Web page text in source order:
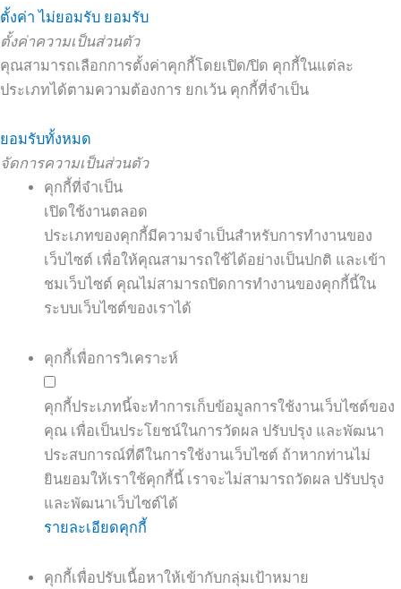
ตั้งค่า ไม่ยอมรับ ยอมรับ
ตั้งค่าความเป็นส่วนตัว
คุณสามารถเลือกการตั้งค่าคุกกี้โดยเปิด/ปิด คุกกี้ในแต่ละ
ประเภทได้ตามความต้องการ ยกเว้น คุกกี้ที่จำเป็น
ยอมรับทั้งหมด
จัดการความเป็นส่วนตัว
คุกกี้ที่จำเป็น
เปิดใช้งานตลอด
ประเภทของคุกกี้มีความจำเป็นสำหรับการทำงานของ
เว็บไซต์ เพื่อให้คุณสามารถใช้ได้อย่างเป็นปกติ และเข้า
ชมเว็บไซต์ คุณไม่สามารถปิดการทำงานของคุกกี้นี้ใน
ระบบเว็บไซต์ของเราได้
คุกกี้เพื่อการวิเคราะห์
คุกกี้ประเภทนี้จะทำการเก็บข้อมูลการใช้งานเว็บไซต์ของ
คุณ เพื่อเป็นประโยชน์ในการวัดผล ปรับปรุง และพัฒนา
ประสบการณ์ที่ดีในการใช้งานเว็บไซต์ ถ้าหากท่านไม่
ยินยอมให้เราใช้คุกกี้นี้ เราจะไม่สามารถวัดผล ปรับปรุง
และพัฒนาเว็บไซต์ได้
รายละเอียดคุกกี้
คุกกี้เพื่อปรับเนื้อหาให้เข้ากับกลุ่มเป้าหมาย